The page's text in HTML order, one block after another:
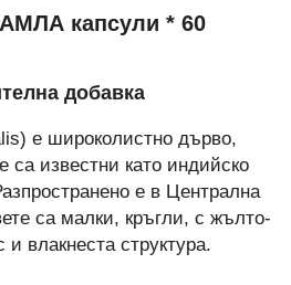
капсули * 60
добавка
е широколистно дърво,
са известни като индийско
е в Централна
са малки, кръгли, с жълто-
и влакнеста структура.